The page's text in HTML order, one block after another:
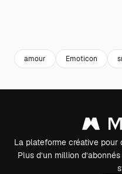
amour Emoticon
La plateforme créative
Plus d’un million